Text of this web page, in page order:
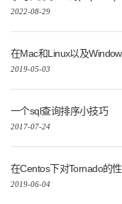
2022-08-29
在Mac和Linux以及
2019-05-03
一个sql查询排序小技巧
2017-07-24
在Centos下对Tornado的
2019-06-04